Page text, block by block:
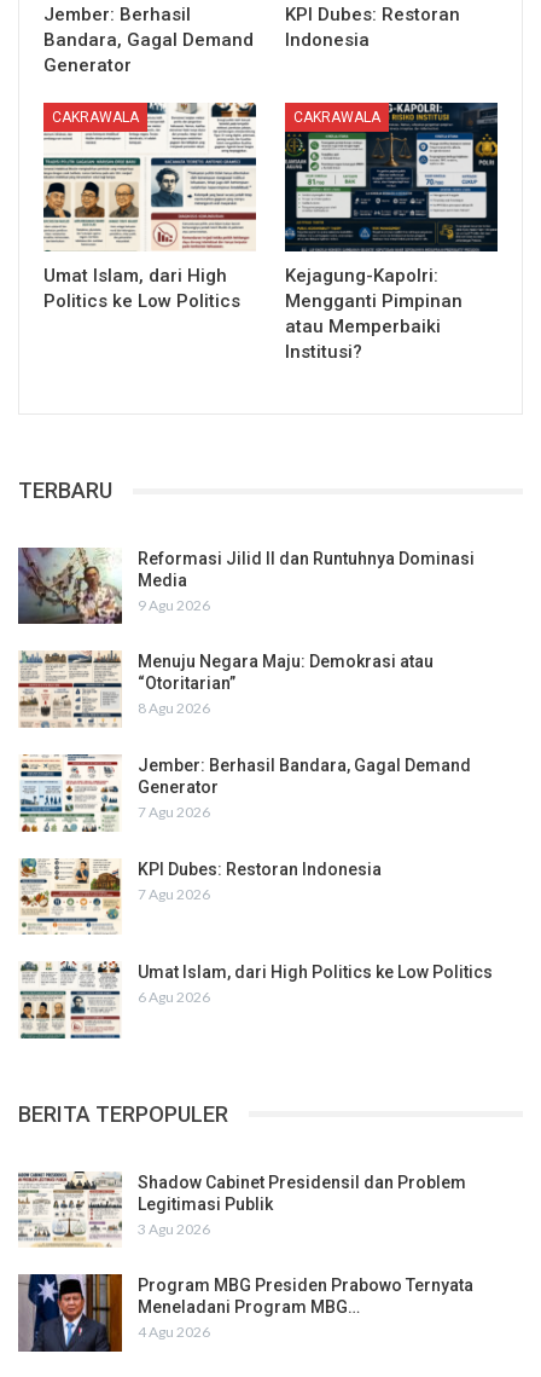
Jember: Berhasil
Bandara, Gagal Demand
Generator
KPI Dubes: Restoran
Indonesia
CAKRAWALA
Umat Islam, dari High
Politics ke Low Politics
CAKRAWALA
Kejagung-Kapolri:
Mengganti Pimpinan
atau Memperbaiki
Institusi?
TERBARU
Reformasi Jilid II dan Runtuhnya Dominasi
Media
9 Agu 2026
Menuju Negara Maju: Demokrasi atau
“Otoritarian”
8 Agu 2026
Jember: Berhasil Bandara, Gagal Demand
Generator
7 Agu 2026
KPI Dubes: Restoran Indonesia
7 Agu 2026
Umat Islam, dari High Politics ke Low Politics
6 Agu 2026
BERITA TERPOPULER
Shadow Cabinet Presidensil dan Problem
Legitimasi Publik
3 Agu 2026
Program MBG Presiden Prabowo Ternyata
Meneladani Program MBG…
4 Agu 2026